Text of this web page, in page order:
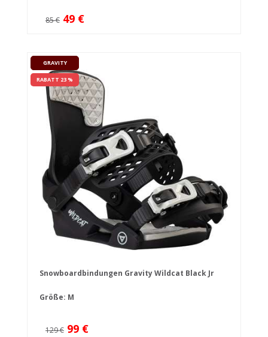
85 € 49 €
GRAVITY
RABATT 23 %
Snowboardbindungen Gravity Wildcat Black Jr
Größe: M
129 € 99 €